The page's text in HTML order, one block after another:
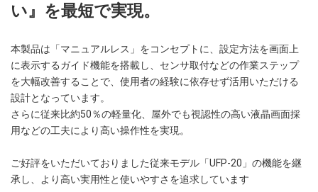
い』を最短で実現。
本製品は「マニュアルレス」をコンセプトに、設定方法を画面上
に表示するガイド機能を搭載し、センサ取付などの作業ステップ
を大幅改善することで、使用者の経験に依存せず活用いただける
設計となっています。
さらに従来比約50％の軽量化、屋外でも視認性の高い液晶画面採
用などの工夫により高い操作性を実現。
ご好評をいただいておりました従来モデル「UFP-20」の機能を継
承し、より高い実用性と使いやすさを追求しています